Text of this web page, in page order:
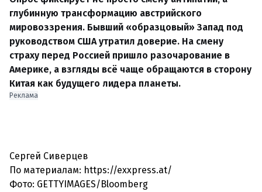
глубинную трансформацию австрийского
мировоззрения. Бывший «образцовый» Запад под
руководством США утратил доверие. На смену
страху перед Россией пришло разочарование в
Америке, а взгляды всё чаще обращаются в сторону
Китая как будущего лидера планеты.
Реклама
Сергей Сиверцев
По материалам: https://exxpress.at/
Фото: GETTYIMAGES/Bloomberg